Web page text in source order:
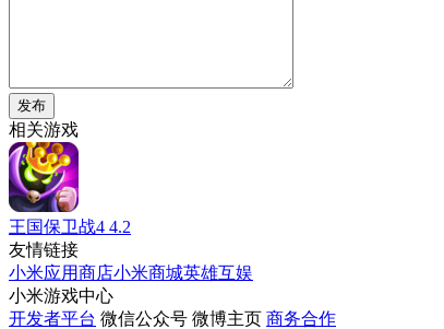
发布
相关游戏
王国保卫战4 4.2
友情链接
小米应用商店小米商城英雄互娱
小米游戏中心
开发者平台 微信公众号 微博主页 商务合作